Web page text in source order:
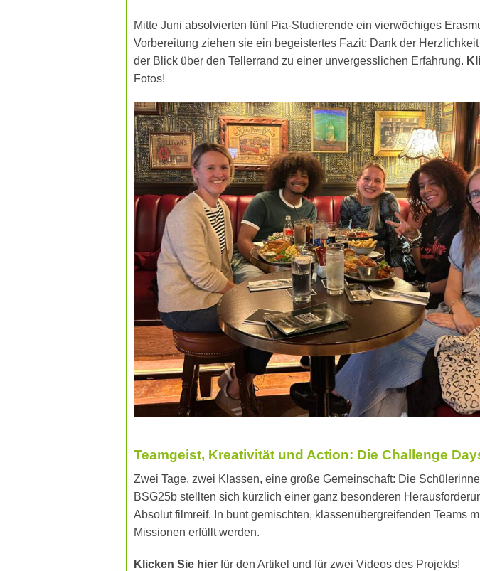
Mitte Juni absolvierten fünf Pia-Studierende ein vierwöchiges
Vorbereitung ziehen sie ein begeistertes Fazit: Dank der
der Blick über den Tellerrand zu einer unvergesslichen Erfahrung.
Fotos!
Teamgeist, Kreativität und Action: Die Challenge
Zwei Tage, zwei Klassen, eine große Gemeinschaft: Die
BSG25b stellten sich kürzlich einer ganz besonderen
Absolut filmreif. In bunt gemischten, klassenübergreifenden Teams
Missionen erfüllt werden.
Klicken Sie hier für den Artikel und für zwei Videos des Projekts!